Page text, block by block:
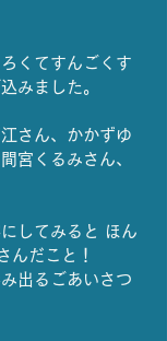
くてすんごくす
みました。
さん、かかずゆ
宮くるみさん、
してみると ほん
んだこと！
出るごあいさつ